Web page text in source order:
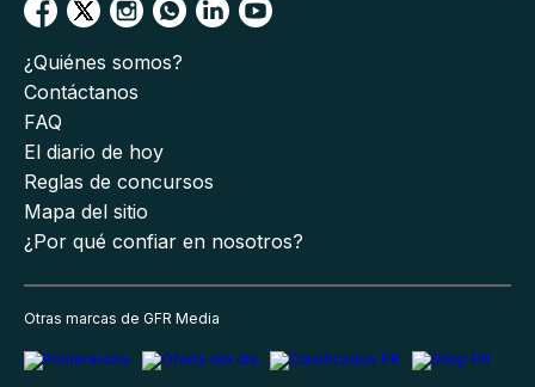
¿Quiénes somos?
Contáctanos
FAQ
El diario de hoy
Reglas de concursos
Mapa del sitio
¿Por qué confiar en nosotros?
Otras marcas de GFR Media